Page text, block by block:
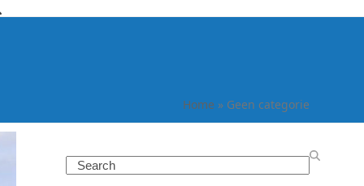
Home » Geen categorie
Search